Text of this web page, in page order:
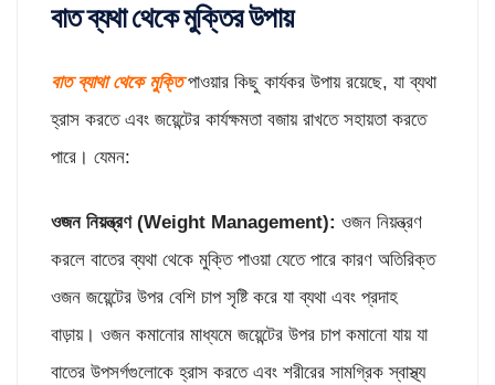
বাত ব্যথা থেকে মুক্তির উপায়
বাত ব্যাথা থেকে মুক্তিপাওয়ার কিছু কার্যকর উপায় রয়েছে, যা ব্যথা
হ্রাস করতে এবং জয়েন্টের কার্যক্ষমতা বজায় রাখতে সহায়তা করতে
পারে। যেমন:
ওজন নিয়ন্ত্রণ (Weight Management): ওজন নিয়ন্ত্রণ
করলে বাতের ব্যথা থেকে মুক্তি পাওয়া যেতে পারে কারণ অতিরিক্ত
ওজন জয়েন্টের উপর বেশি চাপ সৃষ্টি করে যা ব্যথা এবং প্রদাহ
বাড়ায়। ওজন কমানোর মাধ্যমে জয়েন্টের উপর চাপ কমানো যায় যা
বাতের উপসর্গগুলোকে হ্রাস করতে এবং শরীরের সামগ্রিক স্বাস্থ্য